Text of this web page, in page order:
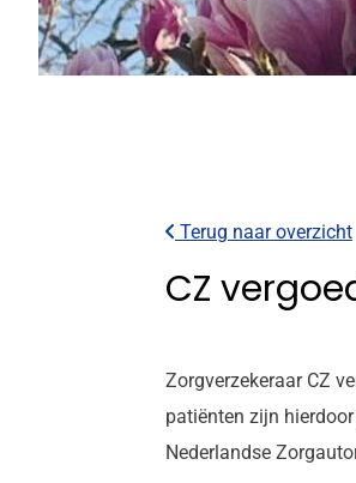
Terug naar overzicht
CZ
Zorgverzekeraar CZ
patiënten zijn
Nederlandse